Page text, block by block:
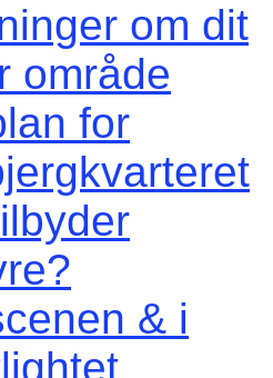
om dit
område
for
& i